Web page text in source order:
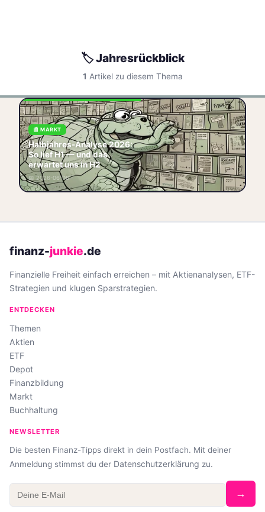
🏷️ Jahresrückblick
1 Artikel zu diesem Thema
📰 MARKT
Halbjahres-Analyse 2026:
So lief H1 — und das
erwartet uns in H2
📅 2026-06-06
Halbjahresanalyse 2026: So
entwickeln sich DAX, EZB-
Politik und dein Depot im
ersten Halbjahr.
🏷️ Halbjahres-Analyse
🏷️ DAX
🏷️ Markt
🏷️ H1 2026
finanz-junkie.de
Finanzielle Freiheit einfach erreichen – mit Aktienanalysen, ETF-
Strategien und klugen Sparstrategien.
ENTDECKEN
Themen
Aktien
ETF
Depot
Finanzbildung
Markt
Buchhaltung
NEWSLETTER
Die besten Finanz-Tipps direkt in dein Postfach. Mit deiner
Anmeldung stimmst du der Datenschutzerklärung zu.
→